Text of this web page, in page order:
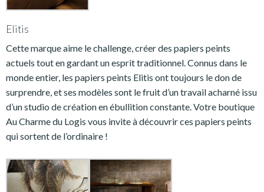
Elitis
Cette marque aime le challenge, créer des papiers peints
actuels tout en gardant un esprit traditionnel. Connus dans le
monde entier, les papiers peints Elitis ont toujours le don de
surprendre, et ses modèles sont le fruit d’un travail acharné issu
d’un studio de création en ébullition constante. Votre boutique
Au Charme du Logis vous invite à découvrir ces papiers peints
qui sortent de l’ordinaire !